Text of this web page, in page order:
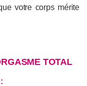
votre corps mérite
TOTAL